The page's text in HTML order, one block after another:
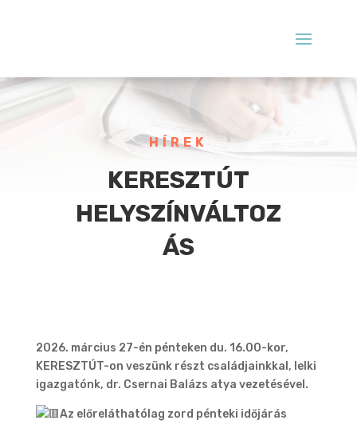
HÍREK
KERESZTÚT
HELYSZÍNVÁLTOZ
ÁS
2026. március 27-én pénteken du. 16.00-kor,
KERESZTÚT-on veszünk részt családjainkkal, lelki
igazgatónk, dr. Csernai Balázs atya vezetésével.
Az előreláthatólag zord pénteki időjárás